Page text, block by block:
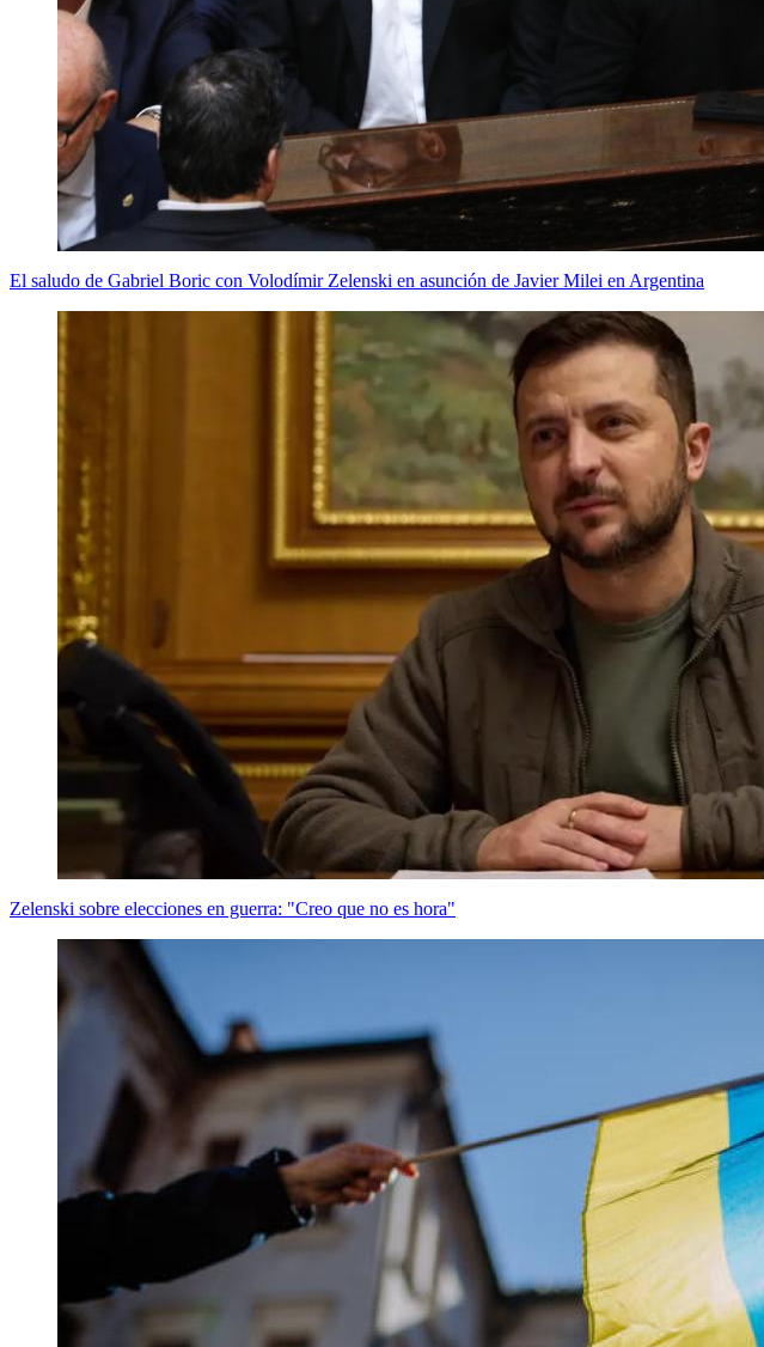
El saludo de Gabriel Boric con Volodímir Zelenski en asunción de Javier Milei en Argentina
Zelenski sobre elecciones en guerra: "Creo que no es hora"